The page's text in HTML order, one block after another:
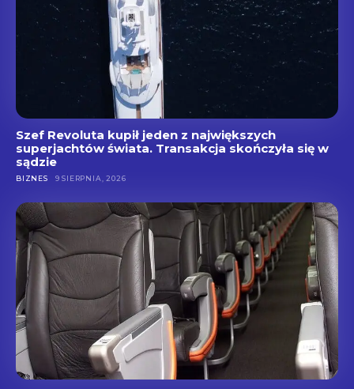
Szef Revoluta kupił jeden z największych
superjachtów świata. Transakcja skończyła się w
sądzie
BIZNES 9 SIERPNIA, 2026